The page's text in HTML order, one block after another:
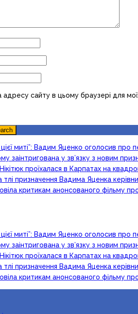
сайту в цьому браузері для
миті”: Вадим Яценко оголосив про
заінтригована у зв’язку з новим
проїхалася в Карпатах на
тлі призначення Вадима Яценка
критикам анонсованого фільму
миті”: Вадим Яценко оголосив про
заінтригована у зв’язку з новим
проїхалася в Карпатах на
тлі призначення Вадима Яценка
критикам анонсованого фільму